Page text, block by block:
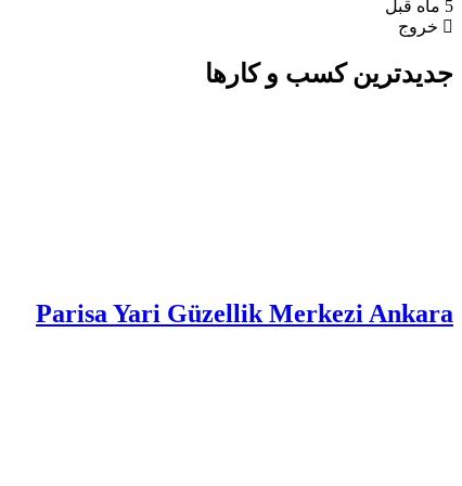
5 ماه قبل
خروج
جدیدترین کسب و کارها
Parisa Yari Güzellik Merkezi Ankara